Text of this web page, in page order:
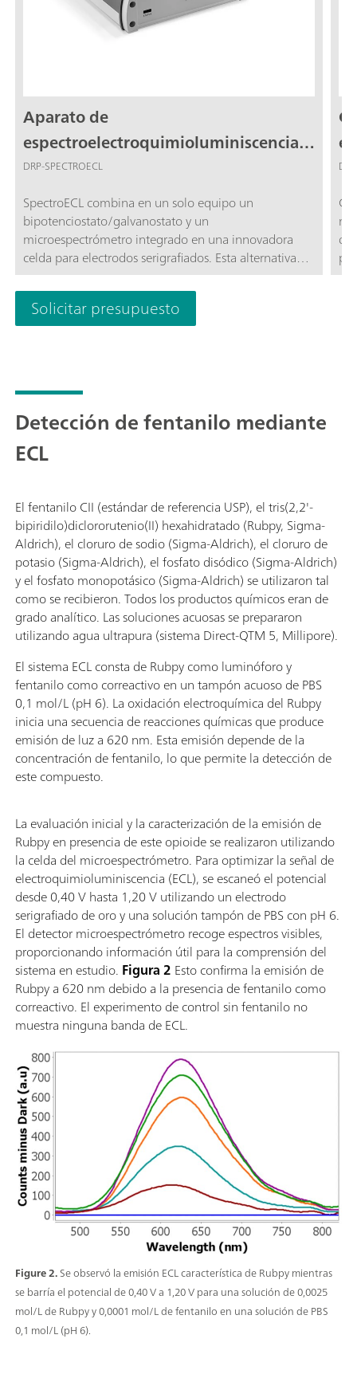
Aparato de
espectroelectroquimioluminiscencia
para electrodos serigrafiados
DRP-SPECTROECL
SpectroECL combina en un solo equipo un
bipotenciostato/galvanostato y un
microespectrómetro integrado en una innovadora
celda para electrodos serigrafiados. Esta alternativa
miniaturizada y portátil es perfecta para realizar
mediciones de quimioluminiscencia electrogenerada
(ECL)
Solicitar presupuesto
Detección de fentanilo mediante
ECL
El fentanilo CII (estándar de referencia USP), el tris(2,2'-
bipiridilo)diclororutenio(II) hexahidratado (Rubpy, Sigma-
Aldrich), el cloruro de sodio (Sigma-Aldrich), el cloruro de
potasio (Sigma-Aldrich), el fosfato disódico (Sigma-Aldrich)
y el fosfato monopotásico (Sigma-Aldrich) se utilizaron tal
como se recibieron. Todos los productos químicos eran de
grado analítico. Las soluciones acuosas se prepararon
utilizando agua ultrapura (sistema Direct-QTM 5, Millipore).
El sistema ECL consta de Rubpy como luminóforo y
fentanilo como correactivo en un tampón acuoso de PBS
0,1 mol/L (pH 6). La oxidación electroquímica del Rubpy
inicia una secuencia de reacciones químicas que produce
emisión de luz a 620 nm. Esta emisión depende de la
concentración de fentanilo, lo que permite la detección de
este compuesto.
Figure 2.Se observó la emisión ECL característica de Rubpy mientras
se barría el potencial de 0,40 V a 1,20 V para una solución de 0,0025
mol/L de Rubpy y 0,0001 mol/L de fentanilo en una solución de PBS
0,1 mol/L (pH 6).
La evaluación inicial y la caracterización de la emisión de
Rubpy en presencia de este opioide se realizaron utilizando
la celda del microespectrómetro. Para optimizar la señal de
electroquimioluminiscencia (ECL), se escaneó el potencial
desde 0,40 V hasta 1,20 V utilizando un electrodo
serigrafiado de oro y una solución tampón de PBS con pH 6.
El detector microespectrómetro recoge espectros visibles,
proporcionando información útil para la comprensión del
sistema en estudio. Figura 2 Esto confirma la emisión de
Rubpy a 620 nm debido a la presencia de fentanilo como
correactivo. El experimento de control sin fentanilo no
muestra ninguna banda de ECL.